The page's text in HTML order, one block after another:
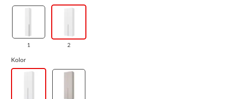
1 2
Kolor